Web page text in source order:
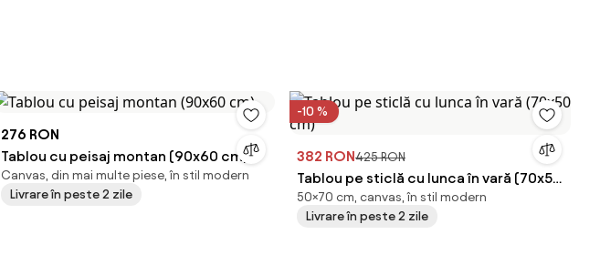
276 RON
Tablou cu peisaj montan (90x60 cm)
Canvas, din mai multe piese, în stil modern
Livrare în peste 2 zile
-10 %
382 RON425 RON
Tablou pe sticlă cu lunca în vară (70x50
cm)
50×70 cm, canvas, în stil modern
Livrare în peste 2 zile